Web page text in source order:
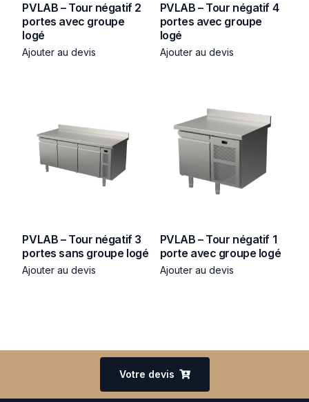
PVLAB – Tour négatif 2
portes avec groupe
logé
Ajouter au devis
PVLAB – Tour négatif 4
portes avec groupe
logé
Ajouter au devis
PVLAB – Tour négatif 3
portes sans groupe logé
Ajouter au devis
PVLAB – Tour négatif 1
porte avec groupe logé
Ajouter au devis
Votre devis